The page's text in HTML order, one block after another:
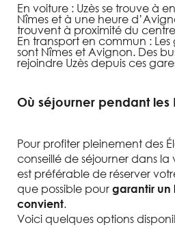
En voiture : Uzès se trouve à
Nîmes et à une heure
trouvent à proximité du
En transport en commun : Les
sont Nîmes et Avignon. Des
rejoindre Uzès depuis ces
Où séjourner pendant les
Pour profiter pleinement des
conseillé de séjourner dans la
est préférable de réserver
que possible pour garantir un
convient.
Voici quelques options